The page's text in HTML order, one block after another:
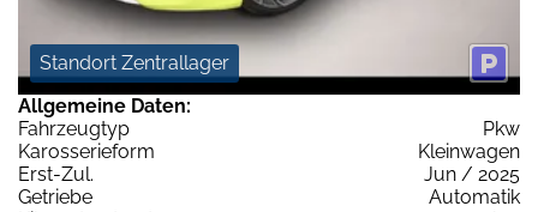
Standort Zentrallager
Allgemeine Daten:
Fahrzeugtyp
Pkw
Karosserieform
Kleinwagen
Erst-Zul.
Jun / 2025
Getriebe
Automatik